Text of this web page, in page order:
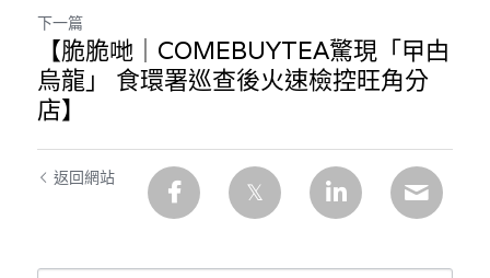
下一篇
【脆脆哋｜COMEBUYTEA驚現「曱甴
烏龍」 食環署巡查後火速檢控旺角分
店】
返回網站